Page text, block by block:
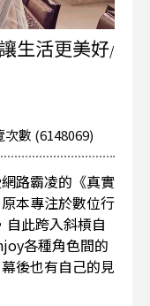
生活更美好/
數 (6148069)
路霸凌的《真實
本專注於數位行
自此跨入斜槓自
各種角色間的
後也有自己的見